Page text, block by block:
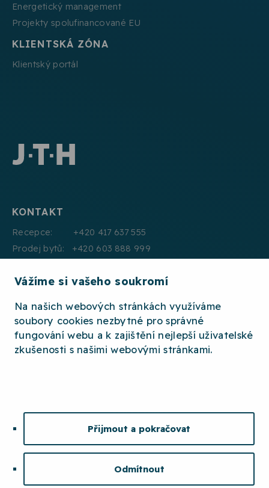
Vážíme si vašeho soukromí
Na našich webových stránkách využíváme
soubory cookies nezbytné pro správné
fungování webu a k zajištění nejlepší uživatelské
zkušenosti s našimi webovými stránkami.
Přijmout a pokračovat
Odmítnout
Energetický management
Projekty spolufinancované EU
KLIENTSKÁ ZÓNA
Klientský portál
KONTAKT
Recepce: +420 417 637 555
Prodej bytů: +420 603 888 999
E:mail: info@jth.cz
2026 © JTH
ETICKÝ KODEX
MAPA STRÁNEK